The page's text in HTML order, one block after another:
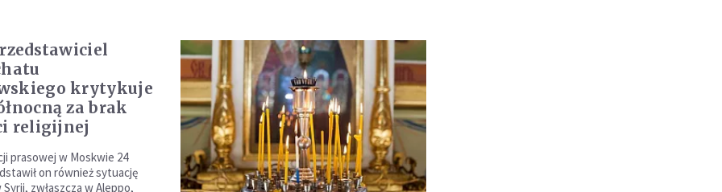
krytykuje
za brak
religijnej
prasowej w Moskwie 24
on również sytuację
zwłaszcza w Aleppo,